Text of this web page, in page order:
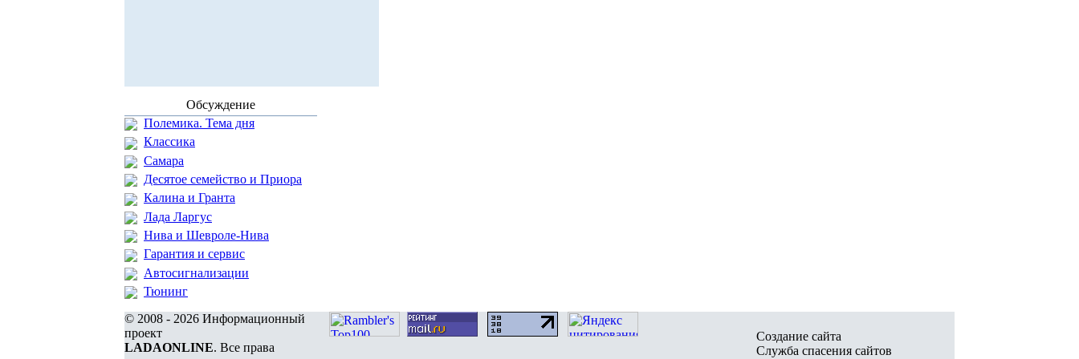
Обсуждение
Полемика. Тема дня
Классика
Самара
Десятое семейство и Приора
Калина и Гранта
Лада Ларгус
Нива и Шевроле-Нива
Гарантия и сервис
Автосигнализации
Тюнинг
© 2008 - 2026 Информационный
проект
LADAONLINE. Все права
Создание сайта
Служба спасения сайтов